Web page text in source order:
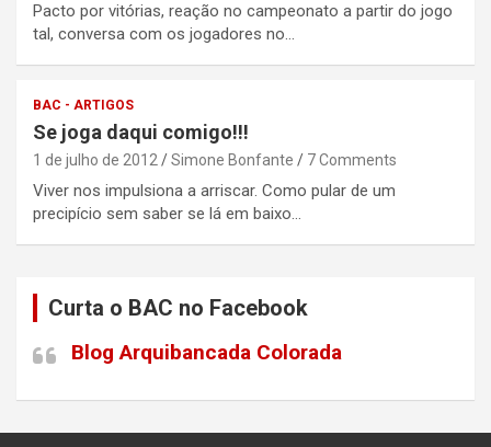
Pacto por vitórias, reação no campeonato a partir do jogo
tal, conversa com os jogadores no…
BAC - ARTIGOS
Se joga daqui comigo!!!
1 de julho de 2012 Simone Bonfante 7 Comments
Viver nos impulsiona a arriscar. Como pular de um
precipício sem saber se lá em baixo…
Curta o BAC no Facebook
Blog Arquibancada Colorada